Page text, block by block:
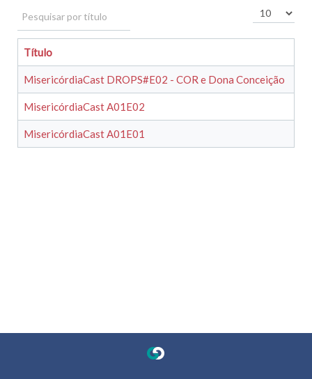
Pesquisar por título Exibir #
Título
MisericórdiaCast DROPS#E02 - COR e Dona Conceição
MisericórdiaCast A01E02
MisericórdiaCast A01E01